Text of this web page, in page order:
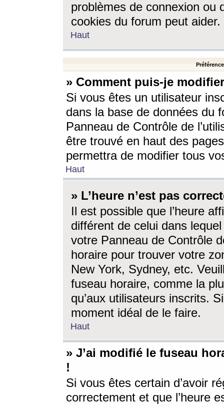
problèmes de connexion ou
cookies du forum peut aider.
Haut
» Comment puis-je
Si vous êtes un utilisateur
dans la base de données du
Panneau de Contrôle de
être trouvé en haut des
permettra de modifier tous
Haut
» L’heure n’est pas
Il est possible que l’heure
différent de celui dans
votre Panneau de Contrôle
horaire pour trouver votre
New York, Sydney, etc.
fuseau horaire, comme la
qu’aux utilisateurs inscrits.
moment idéal de le faire.
Haut
» J’ai modifié le fuseau
!
Si vous êtes certain d’avoir
correctement et que l’heure